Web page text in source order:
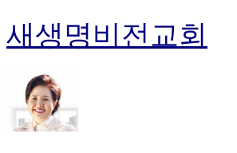
새생명비전교회